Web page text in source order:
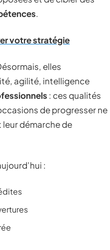
.
votre stratégie
elles
agilité, intelligence
: ces qualités
de progresser ne
démarche de
: